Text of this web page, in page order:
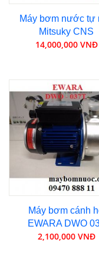
Máy bơm nước tự
Mitsuky CNS
14,000,000 VNĐ
Máy bơm cánh
EWARA DWO
2,100,000 VNĐ